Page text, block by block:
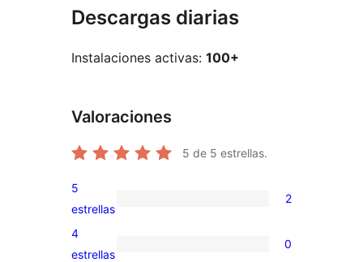
Descargas diarias
Instalaciones activas: 100+
Valoraciones
5 de 5 estrellas.
2
valoraciones
de
5
estrellas
2
0
4
estrellas
0